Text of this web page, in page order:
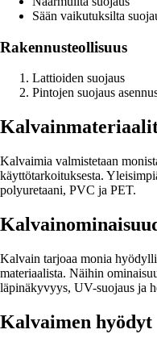
Sään vaikutuksilta
Rakennusteollisuus
Lattioiden suojaus
Pintojen suojaus
Kalvaimia valmistetaan
käyttötarkoituksesta.
polyuretaani, PVC ja PET.
Kalvain tarjoaa monia
materiaalista. Näihin
läpinäkyvyys, UV-suojaus ja
Kalvaimen hyödyt